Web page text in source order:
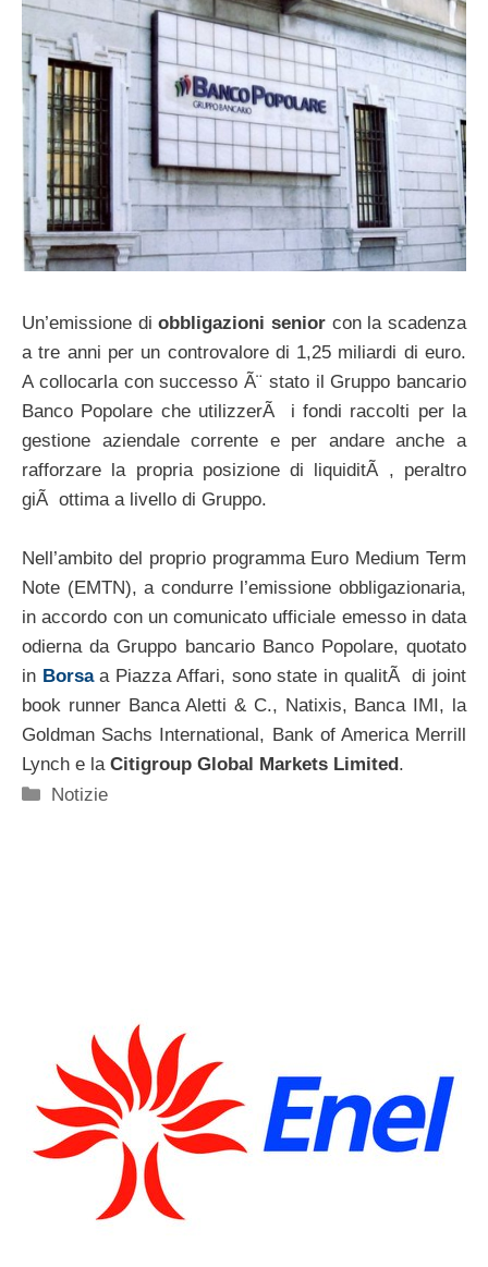
Un’emissione diobbligazioni senior con la scadenza
a tre anni per un controvalore di 1,25 miliardi di euro.
A collocarla con successo Ã¨ stato il Gruppo bancario
Banco Popolare che utilizzerÃ i fondi raccolti per la
gestione aziendale corrente e per andare anche a
rafforzare la propria posizione di liquiditÃ , peraltro
giÃ ottima a livello di Gruppo.
Nell’ambito del proprio programma Euro Medium Term
Note (EMTN), a condurre l’emissione obbligazionaria,
in accordo con un comunicato ufficiale emesso in data
odierna da Gruppo bancario Banco Popolare, quotato
in Borsaa Piazza Affari, sono state in qualitÃ di joint
book runner Banca Aletti & C., Natixis, Banca IMI, la
Goldman Sachs International, Bank of America Merrill
Lynch e la Citigroup Global Markets Limited.
Categorie
Notizie